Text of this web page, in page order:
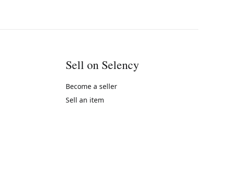
Sell on Selency
Become a seller
Sell an item